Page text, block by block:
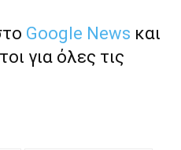
Google News και
για όλες τις